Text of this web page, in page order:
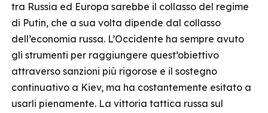
tra Russia ed Europa sarebbe il collasso del regime
di Putin, che a sua volta dipende dal collasso
dell’economia russa. L’Occidente ha sempre avuto
gli strumenti per raggiungere quest’obiettivo
attraverso sanzioni più rigorose e il sostegno
continuativo a Kiev, ma ha costantemente esitato a
usarli pienamente. La vittoria tattica russa sul